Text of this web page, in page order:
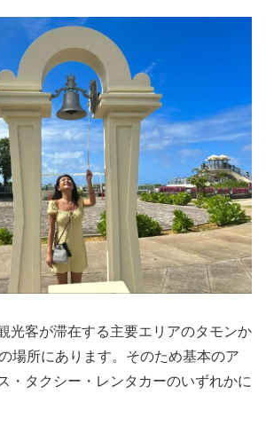
光客が滞在する主要エリアのタモンか
場所にあります。そのため基本のア
・タクシー・レンタカーのいずれかに